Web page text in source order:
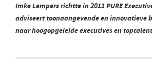
Imke Lempers richtte in 2011 PURE
adviseert toonaangevende en innovatieve
naar hoogopgeleide executives en